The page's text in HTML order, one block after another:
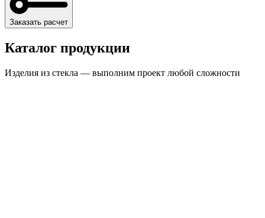
Заказать расчет
Каталог продукции
Изделия из стекла — выполним проект любой сложности